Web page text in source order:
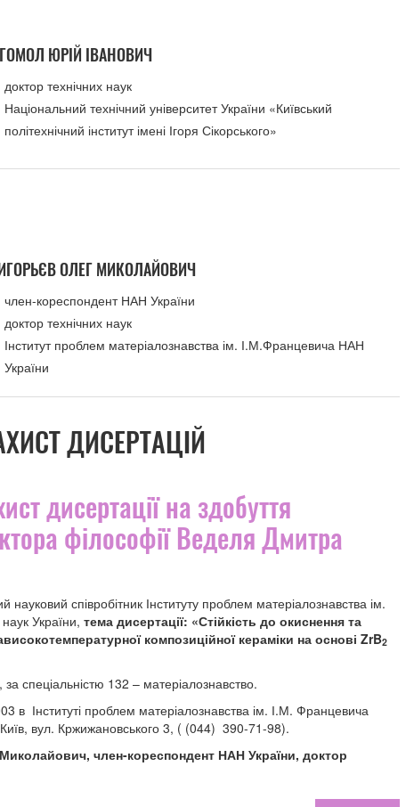
ЮРІЙ ІВАНОВИЧ
доктор технічних наук
Національний технічний університет України «Київський
політехнічний інститут імені Ігоря Сікорського»
ОЛЕГ МИКОЛАЙОВИЧ
член-кореспондент НАН України
доктор технічних наук
Інститут проблем матеріалознавства ім. І.М.Францевича НАН
України
ДИСЕРТАЦІЙ
дисертації на здобуття
філософії Веделя Дмитра
науковий співробітник Інституту проблем матеріалознавства ім.
України, тема дисертації: «Стійкість до окиснення та
композиційної кераміки на основі ZrB2
спеціальністю 132 – матеріалознавство.
в Інституті проблем матеріалознавства ім. І.М. Францевича
вул. Кржижановського 3, ( (044) 390-71-98).
член-кореспондент НАН України, доктор